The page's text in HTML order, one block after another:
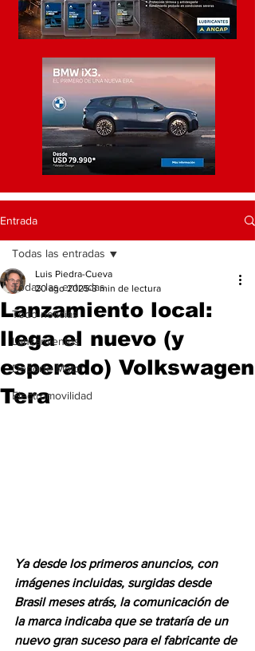
Entrada
Todas las entradas
Todo noticias
Lanzamientos
Deporte Motor
Electromovilidad
Todas las entradas
Lanzamiento local:
llega el nuevo (y
esperado) Volkswagen
Tera
Luis Piedra-Cueva
20 ago 2025 3 min de lectura
Ya desde los primeros anuncios, con
imágenes incluidas, surgidas desde
Brasil meses atrás, la comunicación de
la marca indicaba que se trataría de un
nuevo gran suceso para el fabricante de